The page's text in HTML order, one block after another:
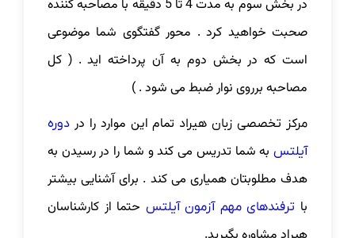
در بخش سوم به مدت 4 تا 5 دقیقه با مصاحبه کننده
صحبت خواهید کرد . محور گفتگوی شما موضوعی
است که در بخش دوم به آن پرداخته اید . ( کل
مصاحبه برروی نوار ضبط می شود . )
مرکز تخصصی زبان هیراد تمام این موارد را در دوره
آیلتس به شما تدریس می کند و شما را در رسیدن به
هدف مطلوبتان همیاری می کند . برای آشنایی بیشتر
با ترفندهای مهم آزمون آیلتس حتما از کارشناسان